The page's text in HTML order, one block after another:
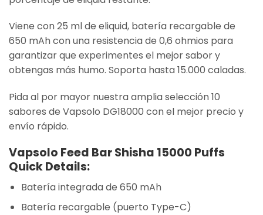
Viene con 25 ml de eliquid, batería recargable de
650 mAh con una resistencia de 0,6 ohmios para
garantizar que experimentes el mejor sabor y
obtengas más humo. Soporta hasta 15.000 caladas.
Pida al por mayor nuestra amplia selección 10
sabores de Vapsolo DG18000 con el mejor precio y
envío rápido.
Vapsolo Feed Bar Shisha 15000 Puffs
Quick Details:
Batería integrada de 650 mAh
Batería recargable (puerto Type-C)